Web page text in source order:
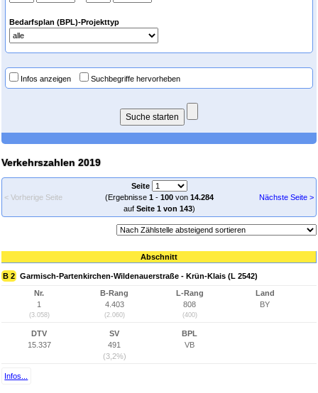
Bedarfsplan (BPL)-Projekttyp
Infos anzeigen Suchbegriffe hervorheben
Verkehrszahlen 2019
< Vorherige Seite
Seite
(Ergebnisse 1- 100von 14.284
auf Seite 1 von 143)
Nächste Seite >
Abschnitt
B 2 Garmisch-Partenkirchen-Wildenauerstraße - Krün-Klais (L 2542)
Nr.
1
(3.058)
B-Rang
4.403
(2.060)
L-Rang
808
(400)
Land
BY
DTV
15.337
SV
491
(3,2%)
BPL
VB
Infos...